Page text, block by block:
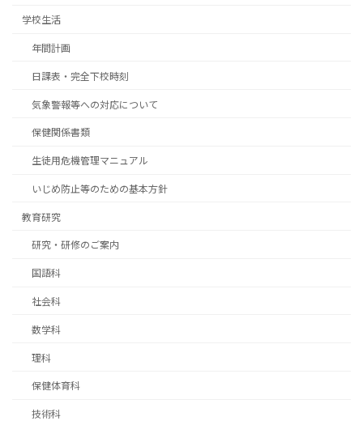
学校生活
年間計画
日課表・完全下校時刻
気象警報等への対応について
保健関係書類
生徒用危機管理マニュアル
いじめ防止等のための基本方針
教育研究
研究・研修のご案内
国語科
社会科
数学科
理科
保健体育科
技術科